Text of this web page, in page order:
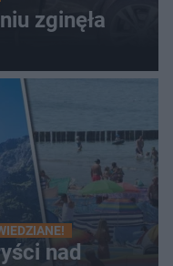
zginęła
nad